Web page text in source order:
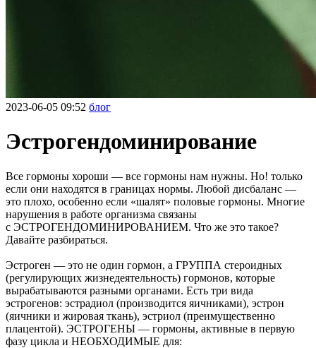
2023-06-05 09:52 блог
Эстрогендоминирование
Все гормоны хороши — все гормоны нам нужны. Но! только
если они находятся в границах нормы. Любой дисбаланс —
это плохо, особенно если «шалят» половые гормоны. Многие
нарушения в работе организма связаны
с ЭСТРОГЕНДОМИНИРОВАНИЕМ. Что же это такое?
Давайте разбираться.
Эстроген — это не один гормон, а ГРУППА стероидных
(регулирующих жизнедеятельность) гормонов, которые
вырабатываются разными органами. Есть три вида
эстрогенов: эстрадиол (производится яичниками), эстрон
(яичники и жировая ткань), эстриол (преимущественно
плацентой). ЭСТРОГЕНЫ — гормоны, активные в первую
фазу цикла и НЕОБХОДИМЫЕ для: